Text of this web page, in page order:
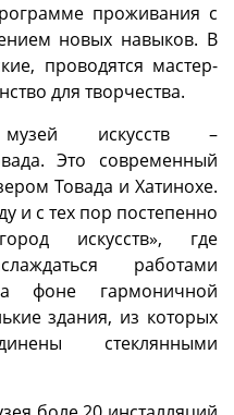
проживания с
новых навыков. В
проводятся мастер-
для творчества.
искусств –
Это современный
Товада и Хатинохе.
и с тех пор постепенно
искусств», где
работами
фоне гармоничной
здания, из которых
стеклянными